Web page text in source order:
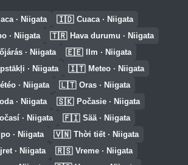
· Niigata 🇮🇩 Cuaca · Niigata
· Niigata 🇹🇷 Hava durumu · Niigata
· Niigata 🇪🇪 Ilm · Niigata
· Niigata 🇮🇹 Meteo · Niigata
· Niigata 🇱🇹 Oras · Niigata
· Niigata 🇸🇰 Počasie · Niigata
· Niigata 🇫🇮 Sää · Niigata
· Niigata 🇻🇳 Thời tiết · Niigata
· Niigata 🇷🇸 Vreme · Niigata